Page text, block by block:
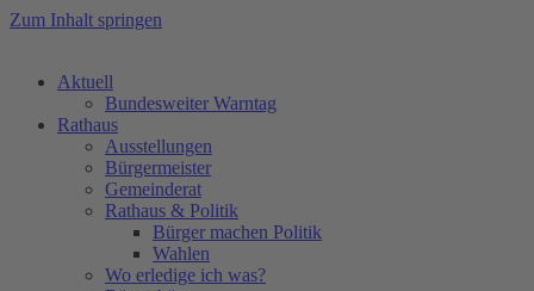
Zum Inhalt springen
Aktuell
Bundesweiter Warntag
Rathaus
Ausstellungen
Bürgermeister
Gemeinderat
Rathaus & Politik
Bürger machen Politik
Wahlen
Wo erledige ich was?